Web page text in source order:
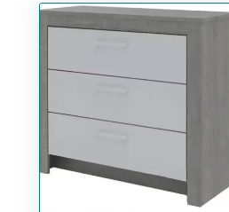
További információ>>